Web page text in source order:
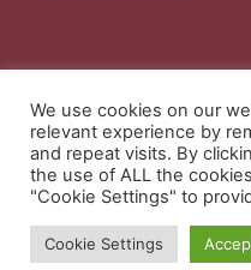
© Copyright
We use cookies on our
relevant experience by
and repeat visits. By
the use of ALL the
"Cookie Settings" to
Cookie Settings